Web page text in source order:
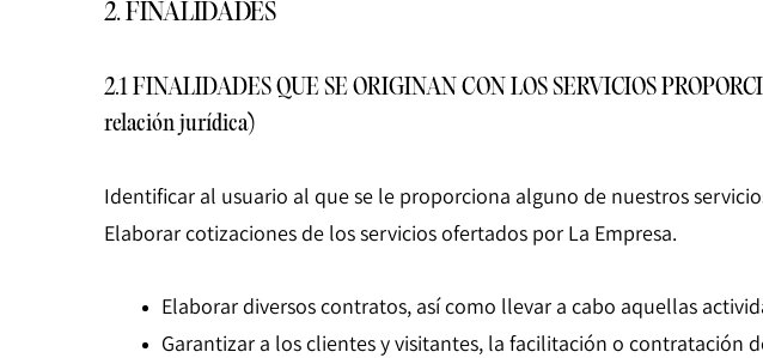
2. FINALIDADES
2.1 FINALIDADES QUE SE ORIGINAN CON LOS SERVICIOS
relación jurídica)
Identificar al usuario al que se le proporciona alguno de nuestros
Elaborar cotizaciones de los servicios ofertados por La Empresa.
Elaborar diversos contratos, así como llevar a cabo aquellas
Garantizar a los clientes y visitantes, la facilitación o contratación